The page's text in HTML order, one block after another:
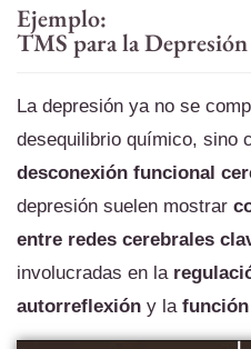
Ejemplo:
TMS para la Depresión
La depresión ya no se
desequilibrio químico, sino
desconexión funcional
depresión suelen mostrar
entre redes cerebrales
involucradas en la
autorreflexión y la